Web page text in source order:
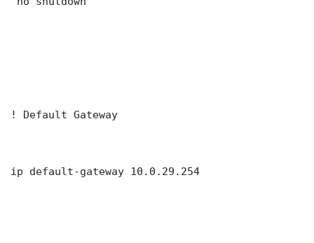
! Default Gateway
ip default-gateway 10.0.29.254